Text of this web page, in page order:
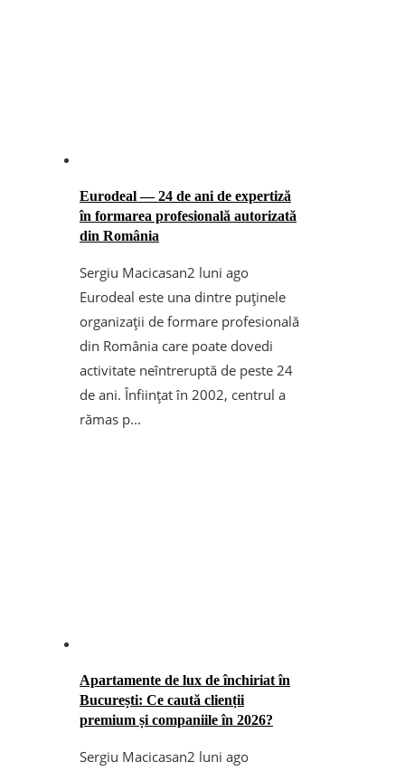
Eurodeal — 24 de ani de expertiză
în formarea profesională autorizată
din România
Sergiu Macicasan2 luni ago
Eurodeal este una dintre puținele
organizații de formare profesională
din România care poate dovedi
activitate neîntreruptă de peste 24
de ani. Înființat în 2002, centrul a
rămas p...
Apartamente de lux de închiriat în
București: Ce caută clienții
premium și companiile în 2026?
Sergiu Macicasan2 luni ago